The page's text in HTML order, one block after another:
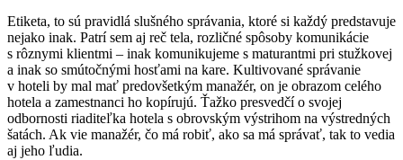
Etiketa, to sú pravidlá slušného správania, ktoré si každý predstavuje
nejako inak. Patrí sem aj reč tela, rozličné spôsoby komunikácie
s rôznymi klientmi – inak komunikujeme s maturantmi pri stužkovej
a inak so smútočnými hosťami na kare. Kultivované správanie
v hoteli by mal mať predovšetkým manažér, on je obrazom celého
hotela a zamestnanci ho kopírujú. Ťažko presvedčí o svojej
odbornosti riaditeľka hotela s obrovským výstrihom na výstredných
šatách. Ak vie manažér, čo má robiť, ako sa má správať, tak to vedia
aj jeho ľudia.